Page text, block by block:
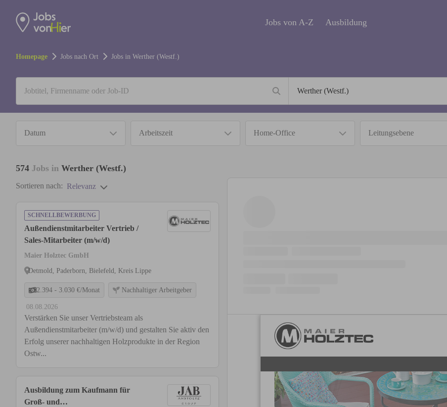
Jobs von A-Z Ausbildung
Homepage Jobs nach Ort Jobs in Werther (Westf.)
Datum Arbeitszeit Home-Office Leitungsebene
574 Jobs in Werther (Westf.)
Sortieren nach: Relevanz
SCHNELLBEWERBUNG
Außendienstmitarbeiter Vertrieb /
Sales-Mitarbeiter (m/w/d)
Maier Holztec GmbH
Detmold, Paderborn, Bielefeld, Kreis Lippe
2.394 - 3.030 €/Monat Nachhaltiger Arbeitgeber
08.08.2026
Verstärken Sie unser Vertriebsteam als
Außendienstmitarbeiter (m/w/d) und gestalten Sie aktiv den
Erfolg unserer nachhaltigen Holzprodukte in der Region
Ostw...
Ausbildung zum Kaufmann für
Groß- und